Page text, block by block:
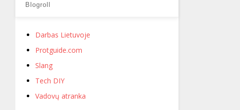
Blogroll
Darbas Lietuvoje
Protguide.com
Slang
Tech DIY
Vadovų atranka